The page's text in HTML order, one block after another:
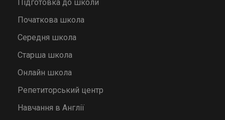
Підготовка до школи
Початкова школа
Середня школа
Старша школа
Онлайн школа
Репетиторський центр
Навчання в Англії